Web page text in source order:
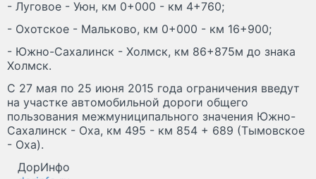
- Луговое - Уюн, км 0+000 - км 4+760;
- Охотское - Мальково, км 0+000 - км 16+900;
- Южно-Сахалинск - Холмск, км 86+875м до знака
Холмск.
С 27 мая по 25 июня 2015 года ограничения введут
на участке автомобильной дороги общего
пользования межмуниципального значения Южно-
Сахалинск - Оха, км 495 - км 854 + 689 (Тымовское
- Оха).
ДорИнфо